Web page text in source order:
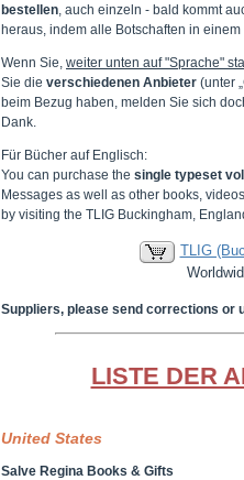
bestellen , auch einzeln - bald kommt
heraus, indem alle Botschaften in
Wenn Sie, weiter unten auf "Sprache"
Sie die verschiedenen Anbieter (unter
beim Bezug haben, melden Sie sich
Dank.
Für Bücher auf Englisch:
You can purchase the single typeset
Messages as well as other books,
by visiting the TLIG Buckingham,
TLIG
Suppliers, please send corrections or
LISTE DER
United States
Salve Regina Books & Gifts